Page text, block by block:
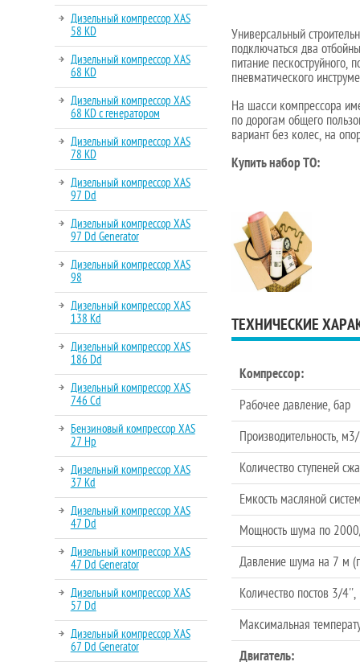
Дизельный компрессор XAS
58 KD
Дизельный компрессор XAS
68 KD
Дизельный компрессор XAS
68 KD с генератором
Дизельный компрессор XAS
78 KD
Дизельный компрессор XAS
97 Dd
Дизельный компрессор XAS
97 Dd Generator
Дизельный компрессор XAS
98
Дизельный компрессор XAS
138 Kd
Дизельный компрессор XAS
186 Dd
Дизельный компрессор XAS
746 Cd
Бензиновый компрессор XAS
27 Hp
Дизельный компрессор XAS
37 Kd
Дизельный компрессор XAS
47 Dd
Дизельный компрессор XAS
47 Dd Generator
Дизельный компрессор XAS
57 Dd
Дизельный компрессор XAS
67 Dd Generator
Универсальный
подключаться два
питание пескоструйного,
пневматического
На шасси компрессора
по дорогам общего
вариант без колес, на
Купить набор ТО:
ТЕХНИЧЕСКИЕ
Компрессор:
Рабочее давление, бар
Производительность,
Количество ступеней
Емкость масляной
Мощность шума по
Давление шума на 7 м
Количество постов 3/4'',
Максимальная
Двигатель: